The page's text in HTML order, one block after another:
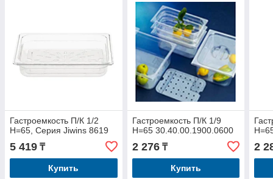
Гастроемкость П/К 1/2
Н=65, Серия Jiwins 8619
5 419 ₸
Купить
Гастроемкость П/К 1/9
Н=65 30.40.00.1900.0600
2 276₸
Купить
2